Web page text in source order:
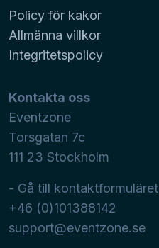
Policy för kakor
Allmänna villkor
Integritetspolicy
Kontakta oss
Eventzone
Torsgatan 7c
111 23 Stockholm
- Gå till kontaktformuläret
+46 (0)101388142
support@eventzone.se